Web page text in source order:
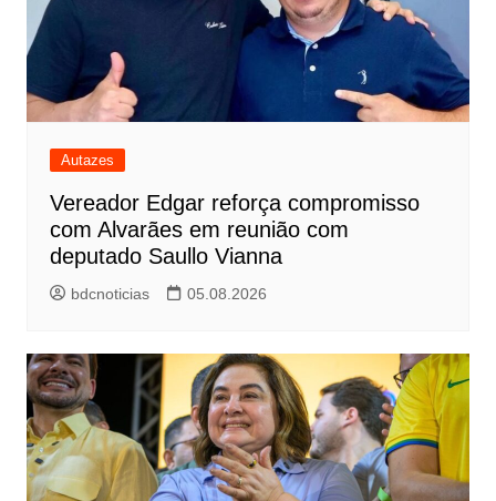
Autazes
Vereador Edgar reforça compromisso
com Alvarães em reunião com
deputado Saullo Vianna
bdcnoticias 05.08.2026